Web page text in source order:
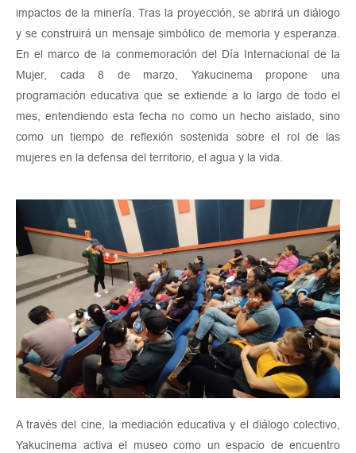
impactos de la minería. Tras la proyección, se abrirá un diálogo
y se construirá un mensaje simbólico de memoria y esperanza.
En el marco de la conmemoración del Día Internacional de la
Mujer, cada 8 de marzo, Yakucinema propone una
programación educativa que se extiende a lo largo de todo el
mes, entendiendo esta fecha no como un hecho aislado, sino
como un tiempo de reflexión sostenida sobre el rol de las
mujeres en la defensa del territorio, el agua y la vida.
A través del cine, la mediación educativa y el diálogo colectivo,
Yakucinema activa el museo como un espacio de encuentro